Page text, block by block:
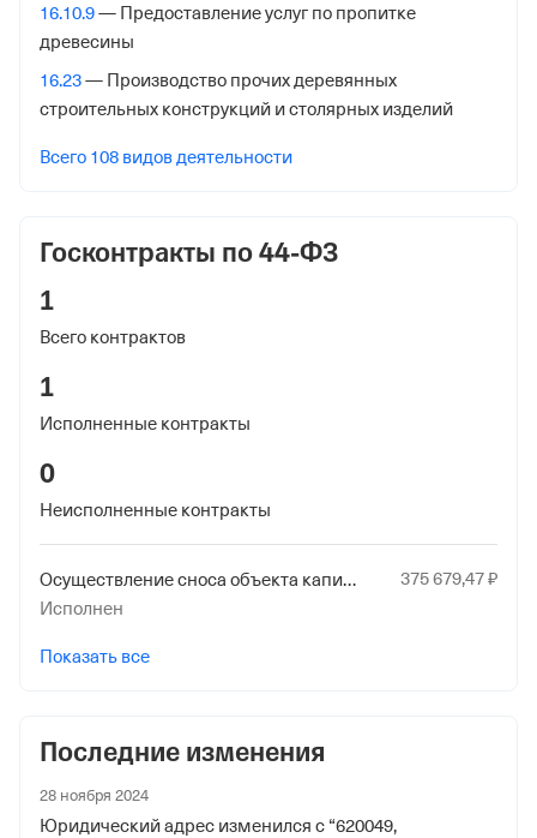
Адрес налоговой
620014, Екатеринбург гор., Хомякова ул. 4,
Внебюджетные фонды
Регистрационный номер в ПФР
22 января 2016
Наименование территориального органа
Отделение Фонда Пенсионного и Социального
Страхования Российской Федерации по
1007317413
Наименование территориального органа
Отделение Фонда Пенсионного и Социального
16.10.9— Предоставление услуг по пропитке
древесины
16.23— Производство прочих деревянных
строительных конструкций и столярных изделий
Всего 108 видов деятельности
Госконтракты по 44-ФЗ
1
Всего контрактов
1
Исполненные контракты
0
Неисполненные контракты
Осуществление сноса объекта капитального строительства 375679,47₽
Исполнен
Показать все
Последние изменения
28 ноября 2024
Юридический адрес изменился с “620049,